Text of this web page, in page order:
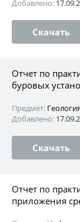
Добавлено:
Скачать
Отчет по
буровых
Предмет: Геология
Добавлено:
Скачать
Отчет по
приложения